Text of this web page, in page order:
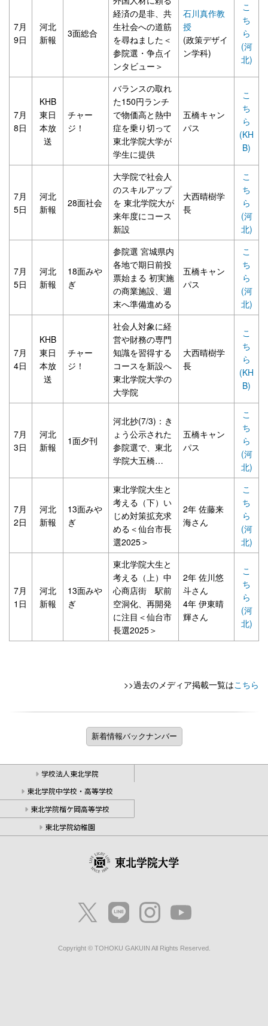
7月
9日
河北
新報
3面総合
経済の是非、共
生社会への道筋
を尋ねました＜
参院選・争点イ
ンタビュー＞
石川真作教
授
(政策デザイ
ン学科)
こ
ち
ら
(河
北)
7月
8日
KHB
東日
本放
送
チャー
ジ！
バランスの取れ
た150円ランチ
で物価高と熱中
症を乗り切って
東北学院大学が
学生に提供
五橋キャン
パス
こ
ち
ら
(KH
B)
7月
5日
河北
新報
28面社会
大学院で社会人
のスキルアップ
を 東北学院大が
来年度にコース
新設
大西晴樹学
長
こ
ち
ら
(河
北)
7月
5日
河北
新報
18面みや
ぎ
参院選 宮城県内
各地で期日前投
票始まる 初実施
の商業施設、週
末へ準備進める
五橋キャン
パス
こ
ち
ら
(河
北)
7月
4日
KHB
東日
本放
送
チャー
ジ！
社会人対象に経
営や財務の専門
知識を習得する
コースを新設へ
東北学院大学の
大学院
大西晴樹学
長
こ
ち
ら
(KH
B)
7月
3日
河北
新報
1面夕刊
河北抄(7/3)：き
ょう公示された
参院選で、東北
学院大五橋…
五橋キャン
パス
こ
ち
ら
(河
北)
7月
2日
河北
新報
13面みや
ぎ
東北学院大生と
考える（下）い
じめ対策拡充求
める＜仙台市長
選2025＞
2年 佐藤来
海さん
こ
ち
ら
(河
北)
7月
1日
河北
新報
13面みや
ぎ
東北学院大生と
考える（上）中
心商店街 駅前
空洞化、再開発
に注目＜仙台市
長選2025＞
2年 佐川悠
斗さん
4年 伊東晴
輝さん
こ
ち
ら
(河
北)
>>過去のメディア掲載一覧はこちら
学校法人東北学院
東北学院中学校・高等学校
東北学院榴ケ岡高等学校
東北学院幼稚園
Copyright © TOHOKU GAKUIN All Rights Reserved.